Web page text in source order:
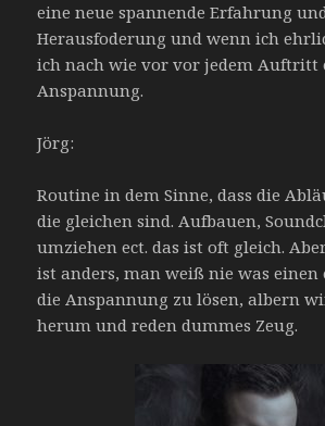
eine neue spannende Erfahrung
Herausfoderung und wenn ich
ich nach wie vor vor jedem Auftritt
Anspannung.
Jörg:
Routine in dem Sinne, dass die
die gleichen sind. Aufbauen,
umziehen ect. das ist oft gleich.
ist anders, man weiß nie was
die Anspannung zu lösen, albern
herum und reden dummes Zeug.